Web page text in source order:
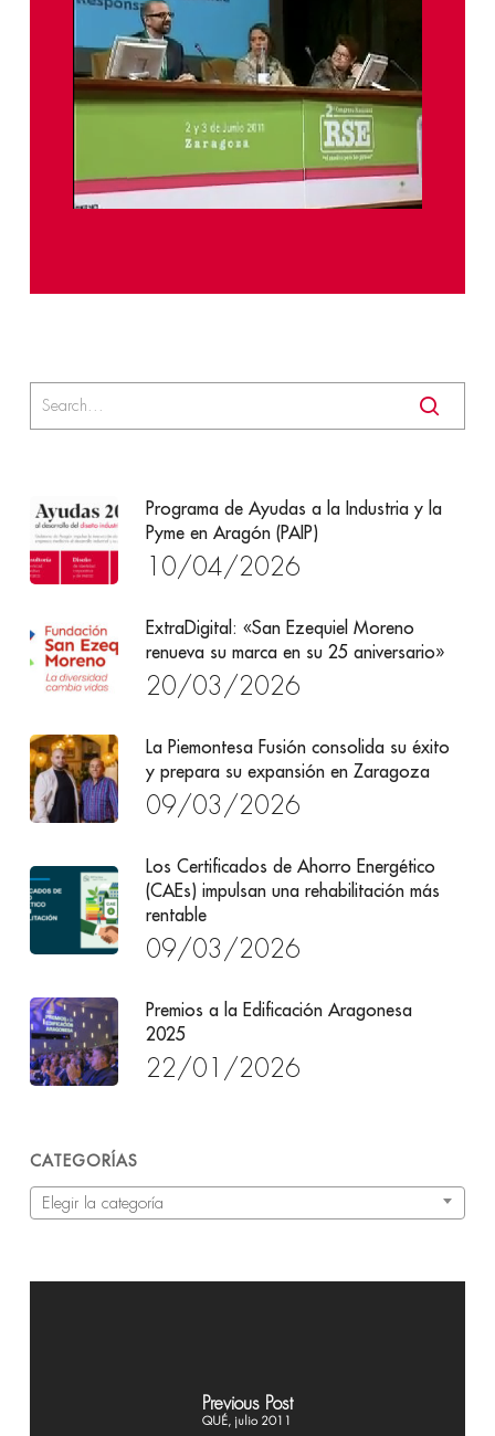
Programa de Ayudas a la Industria y la
Pyme en Aragón (PAIP)
10/04/2026
ExtraDigital: «San Ezequiel Moreno
renueva su marca en su 25 aniversario»
20/03/2026
La Piemontesa Fusión consolida su éxito
y prepara su expansión en Zaragoza
09/03/2026
Los Certificados de Ahorro Energético
(CAEs) impulsan una rehabilitación más
rentable
09/03/2026
Premios a la Edificación Aragonesa
2025
22/01/2026
CATEGORÍAS
Categorías
Elegir la categoría
Previous Post
QUÉ, julio 2011